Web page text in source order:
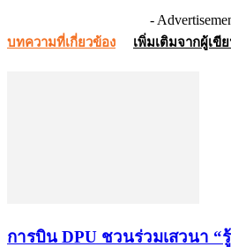
-
บทความที่เกี่ยวข้อง เพิ่มเติมจากผู้เขี
การบิน DPU ชวนร่วมเสวนา “